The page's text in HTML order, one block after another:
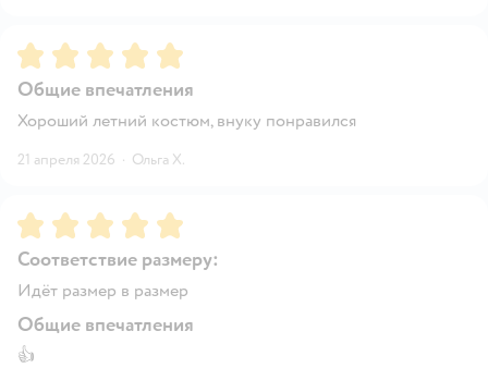
Рейтинг:5
Общие впечатления
Хороший летний костюм, внуку понравился
21 апреля 2026 · Ольга Х.
Рейтинг:5
Соответствие размеру:
Идёт размер в размер
Общие впечатления
👍